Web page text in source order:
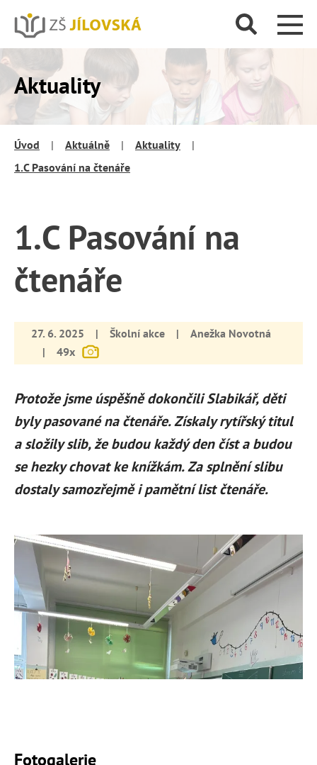
Aktuality
Úvod | Aktuálně | Aktuality
|
1.C Pasování na čtenáře
1.C Pasování na
čtenáře
27. 6. 2025 | Školní akce |
Anežka Novotná
|
49x
Protože jsme úspěšně dokončili Slabikář, děti
byly pasované na čtenáře. Získaly rytířský titul
a složily slib, že budou každý den číst a budou
se hezky chovat ke knížkám. Za splnění slibu
dostaly samozřejmě i pamětní list čtenáře.
Fotogalerie